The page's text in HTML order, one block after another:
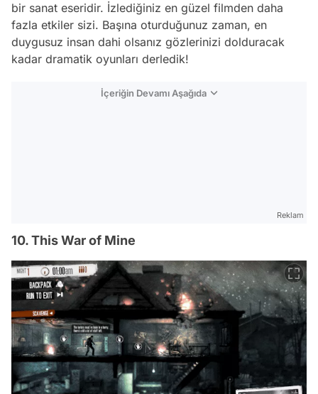
bir sanat eseridir. İzlediğiniz en güzel filmden daha
fazla etkiler sizi. Başına oturduğunuz zaman, en
duygusuz insan dahi olsanız gözlerinizi dolduracak
kadar dramatik oyunları derledik!
İçeriğin Devamı Aşağıda
Reklam
10. This War of Mine